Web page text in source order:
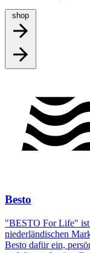
shop
Besto
"BESTO For Life" ist
niederländischen
Besto dafür ein,